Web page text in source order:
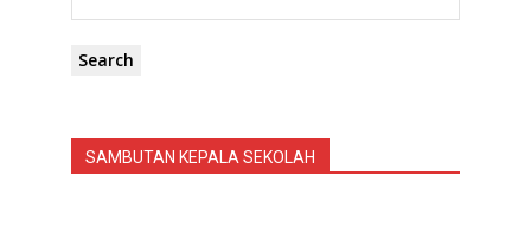
Search
SAMBUTAN KEPALA SEKOLAH